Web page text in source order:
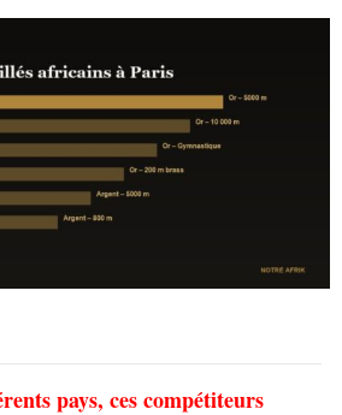
pays, ces compétiteurs